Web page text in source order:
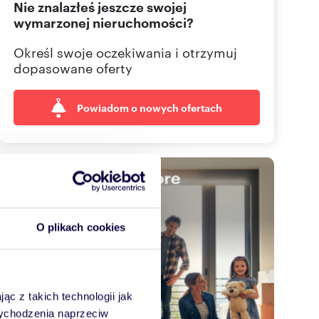
O plikach cookies
z takich technologii jak
naprzeciw
665 00 Pokaż telefon
Nie znalazłeś jeszcze swojej
wymarzonej nieruchomości?
Określ swoje oczekiwania i otrzymuj
dopasowane oferty
Powiadom o nowych ofertach